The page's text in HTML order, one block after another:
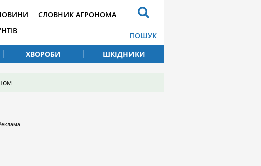
СЛОВНИК АГРОНОМА
ПОШУК
ХВОРОБИ ШКІДНИКИ